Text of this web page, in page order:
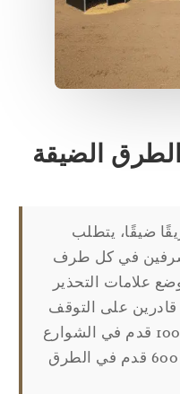
الضيقة
يتطلب
في كل طرف
التحذير
على التوقف
بأمان. تتراوح المسافات بين 100 قدم في الشوارع
السكنية البطيئة إلى أكثر من 600 قدم في الطرق